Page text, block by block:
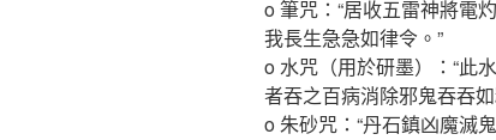
o 筆咒：“居收五雷神將電
我長生急急如律令。”
o 水咒（用於研墨）：“此
者吞之百病消除邪鬼吞吞
o 朱砂咒：“丹石鎮凶魔滅